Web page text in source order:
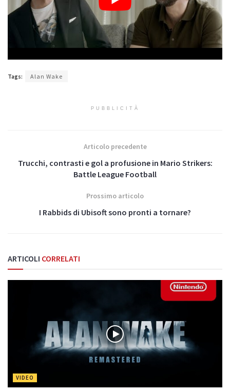
Tags: Alan Wake
PUBBLICITÀ
Articolo precedente
Trucchi, contrasti e gol a profusione in Mario Strikers:
Battle League Football
Prossimo articolo
I Rabbids di Ubisoft sono pronti a tornare?
ARTICOLI CORRELATI
VIDEO